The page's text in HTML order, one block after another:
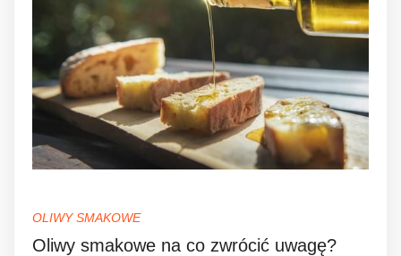
OLIWY SMAKOWE
Oliwy smakowe na co zwrócić uwagę?